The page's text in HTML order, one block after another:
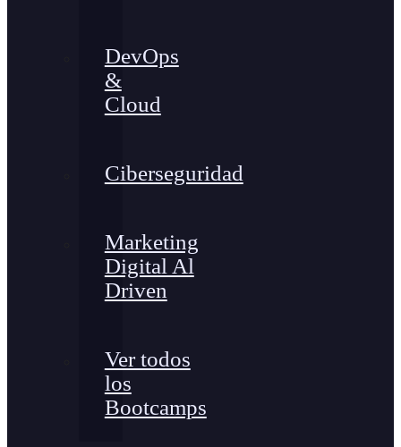
DevOps
&
Cloud
Ciberseguridad
Marketing
Digital Al
Driven
Ver todos
los
Bootcamps